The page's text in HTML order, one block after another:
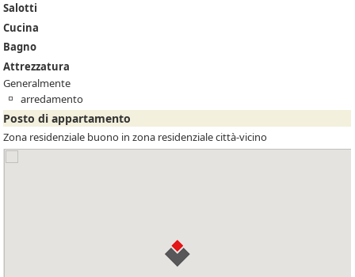
Salotti
Cucina
Bagno
Attrezzatura
Generalmente
arredamento
Posto di appartamento
Zona residenziale buono in zona residenziale città-vicino